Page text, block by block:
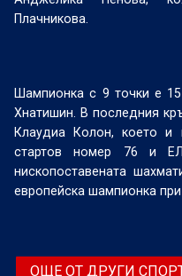
Плачникова.
Шампионка с 9 точки е
Хнатишин. В последния
Клаудиа Колон, което и
стартов номер 76 и
нископоставената
европейска шампионка при
ОЩЕ ОТ ДРУГИ